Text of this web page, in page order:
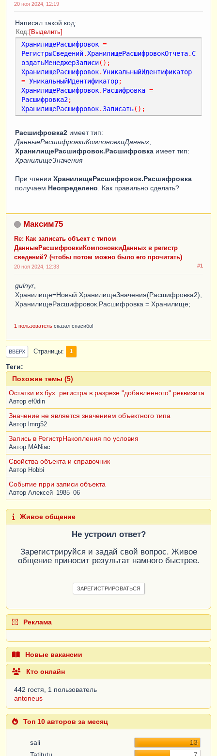
20 ноя 2024, 12:19
Написал такой код:
Код Выделить
ХранилищеРасшифровок =
РегистрыСведений.ХранилищеРасшифровокОтчета. С
оздатьМенеджерЗаписи();
ХранилищеРасшифровок.УникальныйИдентификатор
= УникальныйИдентификатор;
ХранилищеРасшифровок. Расшифровка =
Расшифровка2;
ХранилищеРасшифровок. Записать();
Расшифровка2 имеет тип:
ДанныеРасшифровкиКомпоновкиДанных
ХранилищеРасшифровок.Расшифровка имеет тип:
ХранилищеЗначения
При чтении ХранилищеРасшифровок.Расшифровка
получаем Неопределено . Как правильно сделать?
Максим75
Re: Как записать объект с типом
ДанныеРасшифровкиКомпоновкиДанных в регистр
сведений? (чтобы потом можно было его прочитать)
#1
20 ноя 2024, 12:33
gulnyr
Хранилище=Новый ХранилищеЗначения(Расшифровка2);
ХранилищеРасшифровок.Расшифровка = Хранилище;
1 пользователь сказал спасибо!
ВВЕРХ Страницы 1
Теги:
Похожие темы (5)
Остатки из бух. регистра в разрезе "добавленного" реквизита.
Автор ef0din
Значение не является значением объектного типа
Автор lmrg52
Запись в РегистрНакопления по условия
Автор MANiac
Свойства объекта и справочник
Автор Hobbi
Событие прри записи объекта
Автор Алексей_1985_06
Живое общение
Не устроил ответ?
Зарегистрируйся и задай свой вопрос. Живое
общение приносит результат намного быстрее.
ЗАРЕГИСТРИРОВАТЬСЯ
Реклама
Новые вакансии
Кто онлайн
442 гостя, 1 пользователь
antoneus
Топ 10 авторов за месяц
sali
13